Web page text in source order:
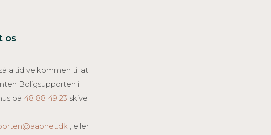
os
altid velkommen til at
Boligsupporten i
på 48 88 49 23 skive
, eller